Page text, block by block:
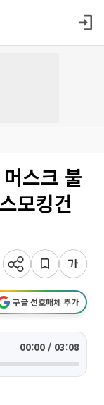
스크 불
모킹건
구글 선호매체 추가
00:00 / 03:08